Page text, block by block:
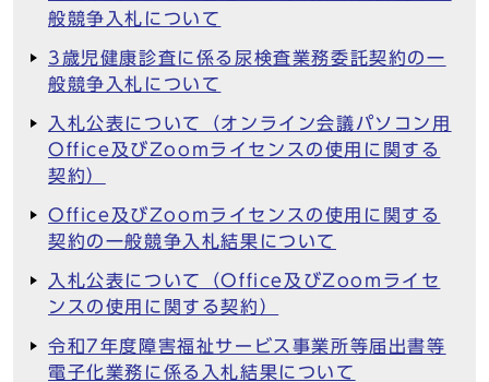
般競争入札について
3歳児健康診査に係る尿検査業務委託契約の一
般競争入札について
入札公表について（オンライン会議パソコン用
Office及びZoomライセンスの使用に関する
契約）
Office及びZoomライセンスの使用に関する
契約の一般競争入札結果について
入札公表について（Office及びZoomライセ
ンスの使用に関する契約）
令和7年度障害福祉サービス事業所等届出書等
電子化業務に係る入札結果について